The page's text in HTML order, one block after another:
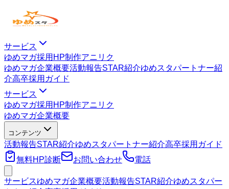
サービス
ゆめマガ採用HP制作アニリク
ゆめマガ企業概要活動報告STAR紹介ゆめスタパートナー紹
介高卒採用ガイド
サービス
ゆめマガ採用HP制作アニリク
ゆめマガ企業概要
コンテンツ
活動報告STAR紹介ゆめスタパートナー紹介高卒採用ガイド
無料HP診断
お問い合わせ 電話
サービスゆめマガ企業概要活動報告STAR紹介ゆめスタパー